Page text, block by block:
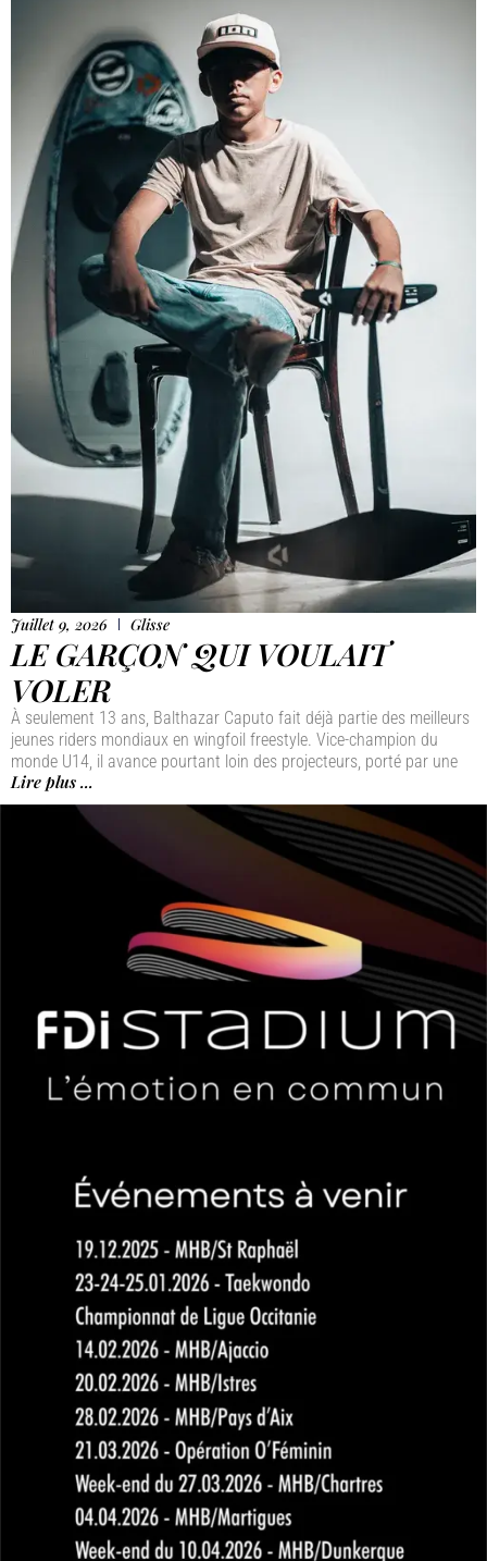
Juillet 9, 2026 Glisse
LE GARÇON QUI VOULAIT
VOLER
À seulement 13 ans, Balthazar Caputo fait déjà partie des meilleurs
jeunes riders mondiaux en wingfoil freestyle. Vice-champion du
monde U14, il avance pourtant loin des projecteurs, porté par une
Lire plus ...